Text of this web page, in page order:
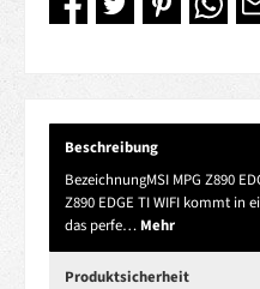
Beschreibung
BezeichnungMSI MPG Z890
Z890 EDGE TI WIFI kommt in
das perfe… Mehr
Produktsicherheit